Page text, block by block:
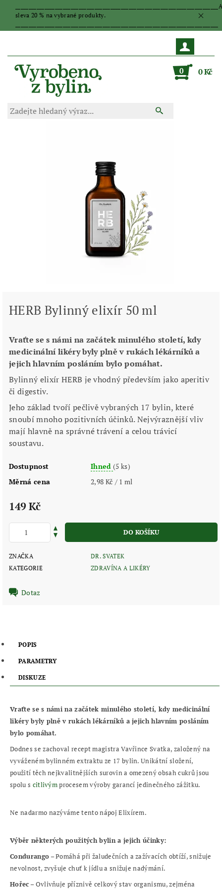
sleva 20 % na vybrané produkty.
0 0 Kč
HERB Bylinný elixír 50 ml
Vraťte se s námi na začátek minulého století, kdy
medicinální likéry byly plně v rukách lékárníků a
jejich hlavním posláním bylo pomáhat.
Bylinný elixír HERB je vhodný především jako aperitiv
či digestiv.
Jeho základ tvoří pečlivě vybraných 17 bylin, které
snoubí mnoho pozitivních účinků. Nejvýraznější vliv
mají hlavně na správné trávení a celou trávicí
soustavu.
Dostupnost Ihned(5 ks)
Měrná cena
2,98 Kč / 1 ml
149 Kč
ZNAČKA
DR. SVATEK
KATEGORIE
ZDRAVÍNA A LIKÉRY
Dotaz
POPIS
PARAMETRY
DISKUZE
Vraťte se s námi na začátek minulého století, kdy medicinální
likéry byly plně v rukách lékárníků a jejich hlavním posláním
bylo pomáhat.
Dodnes se zachoval recept magistra Vavřince Svatka, založený na
vyváženém bylinném extraktu ze 17 bylin. Unikátní složení,
použití těch nejkvalitnějších surovin a omezený obsah cukrů jsou
spolu s citlivýmprocesem výroby garancí jedinečného zážitku.
Ne nadarmo nazýváme tento nápoj Elixírem.
Výběr některých použitých bylin a jejich účinky:
Condurango – Pomáhá při žaludečních a zažívacích obtíží, snižuje
nevolnost, zvyšuje chuť k jídlu a snižuje nadýmání.
Hořec – Ovlivňuje příznivě celkový stav organismu, zejména